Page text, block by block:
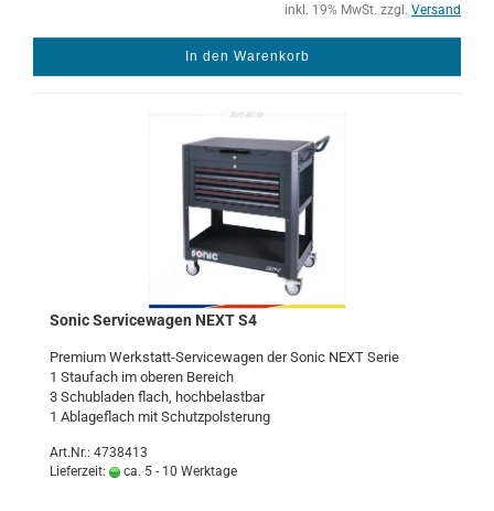
inkl. 19% MwSt. zzgl. Versand
In den Warenkorb
Sonic Ser­vice­wa­gen NEXT S4
Pre­mi­um Werkstatt-​​Ser­vice­wa­gen der Sonic NEXT Serie
1 Stau­fach im obe­ren Be­reich
3 Schub­la­den flach, hoch­be­last­bar
1 Ab­la­ge­flach mit Schutz­pols­te­rung
Art.Nr.: 4738413
Lieferzeit:
ca. 5 - 10 Werktage